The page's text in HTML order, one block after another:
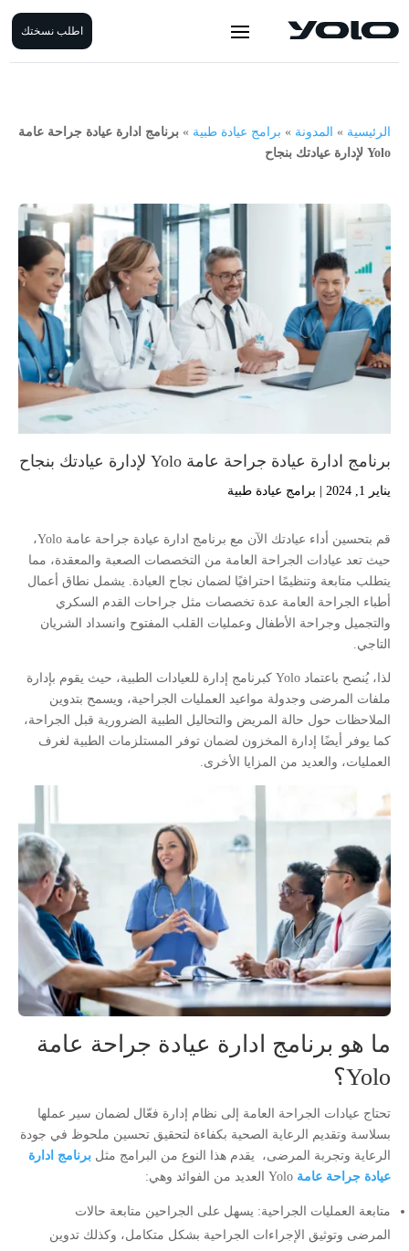
اطلب نسختك
الرئيسية » المدونة » برامج عيادة طبية » برنامج ادارة عيادة جراحة عامة
Yolo لإدارة عيادتك بنجاح
برنامج ادارة عيادة جراحة عامة Yolo لإدارة عيادتك بنجاح
يناير 1, 2024 برامج عيادة طبية
قم بتحسين أداء عيادتك الآن مع برنامج ادارة عيادة جراحة عامة Yolo،
حيث تعد عيادات الجراحة العامة من التخصصات الصعبة والمعقدة، مما
يتطلب متابعة وتنظيمًا احترافيًا لضمان نجاح العيادة. يشمل نطاق أعمال
أطباء الجراحة العامة عدة تخصصات مثل جراحات القدم السكري
والتجميل وجراحة الأطفال وعمليات القلب المفتوح وانسداد الشريان
التاجي.
لذا، يُنصح باعتماد Yolo كبرنامج إدارة للعيادات الطبية، حيث يقوم بإدارة
ملفات المرضى وجدولة مواعيد العمليات الجراحية، ويسمح بتدوين
الملاحظات حول حالة المريض والتحاليل الطبية الضرورية قبل الجراحة،
كما يوفر أيضًا إدارة المخزون لضمان توفر المستلزمات الطبية لغرف
العمليات، والعديد من المزايا الأخرى.
ما هو برنامج ادارة عيادة جراحة عامة
Yolo؟
تحتاج عيادات الجراحة العامة إلى نظام إدارة فعّال لضمان سير عملها
بسلاسة وتقديم الرعاية الصحية بكفاءة لتحقيق تحسين ملحوظ في جودة
الرعاية وتجربة المرضى، يقدم هذا النوع من البرامج مثل برنامج ادارة
عيادة جراحة عامة
متابعة العمليات الجراحية: يسهل على الجراحين متابعة حالات
المرضى وتوثيق الإجراءات الجراحية بشكل متكامل، وكذلك تدوين